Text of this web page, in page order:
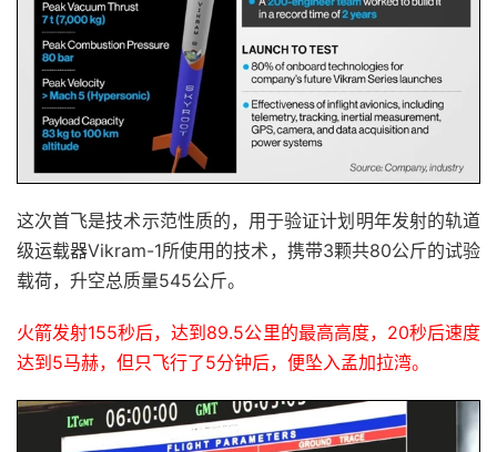
这次首飞是技术示范性质的，用于验证计划明年发射的轨道
级运载器Vikram-1所使用的技术，携带3颗共80公斤的试验
载荷，升空总质量545公斤。
火箭发射155秒后，达到89.5公里的最高高度，20秒后速度
达到5马赫，但只飞行了5分钟后，便坠入孟加拉湾。